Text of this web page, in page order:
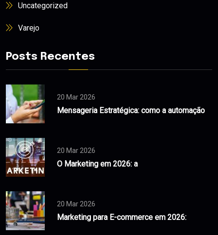
Uncategorized
Varejo
Posts Recentes
20 Mar 2026
Mensageria Estratégica: como a automação
20 Mar 2026
O Marketing em 2026: a
20 Mar 2026
Marketing para E-commerce em 2026: